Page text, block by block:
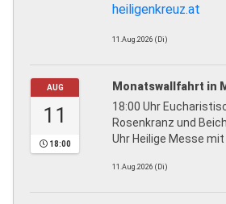
heiligenkreuz.at
11.Aug.2026 (Di)
AUG
11
18:00
Monatswallfahrt in
18:00 Uhr
Rosenkranz und
Uhr Heilige Messe
11.Aug.2026 (Di)